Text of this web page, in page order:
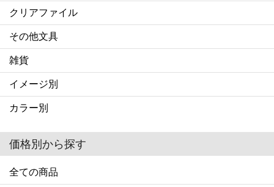
クリアファイル
その他文具
雑貨
イメージ別
カラー別
価格別から探す
全ての商品